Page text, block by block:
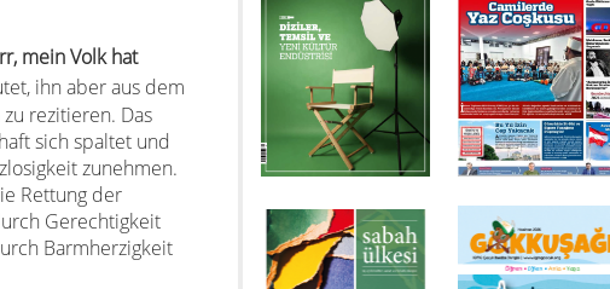
mein Volk hat
ihn aber aus dem
rezitieren. Das
sich spaltet und
zunehmen.
Rettung der
Gerechtigkeit
Barmherzigkeit